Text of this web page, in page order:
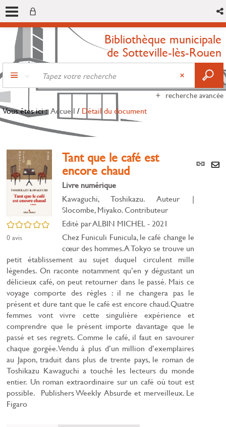
Bibliothèque municipale
de Sotteville-lès-Rouen
recherche avancée
Vous êtes ici : Accueil / Détail du document
Lien
/5
0avis
Tant que le café est
encore chaud
Livre numérique
Kawaguchi, Toshikazu. Auteur|
Slocombe, Miyako. Contributeur
Edité parALBIN MICHEL- 2021
Chez Funiculi Funicula, le café change le
cœur des hommes.A Tokyo se trouve un
petit établissement au sujet duquel circulent mille
légendes. On raconte notamment qu’en y dégustant un
délicieux café, on peut retourner dans le passé. Mais ce
voyage comporte des règles : il ne changera pas le
présent et dure tant que le café est encore chaud.Quatre
femmes vont vivre cette singulière expérience et
comprendre que le présent importe davantage que le
passé et ses regrets. Comme le café, il faut en savourer
chaque gorgée.Vendu à plus d’un million d’exemplaires
au Japon, traduit dans plus de trente pays, le roman de
Toshikazu Kawaguchi a touché les lecteurs du monde
entier. Un roman extraordinaire sur un café où tout est
possible. Publishers Weekly Absurde et merveilleux. Le
Figaro